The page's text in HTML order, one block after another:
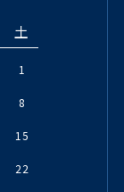
土
1
8
15
22